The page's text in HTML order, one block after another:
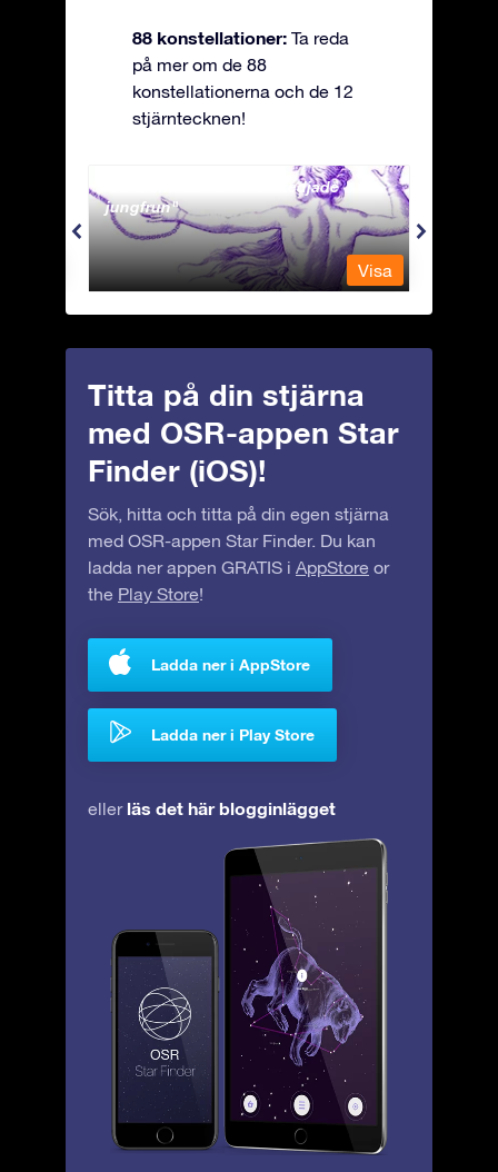
88 konstellationer: Ta reda
på mer om de 88
konstellationerna och de 12
stjärntecknen!
Andromeda - Den fastkedjade
jungfrun
Visa
Titta på din stjärna
med OSR-appen Star
Finder (iOS)!
Sök, hitta och titta på din egen stjärna
med OSR-appen Star Finder. Du kan
ladda ner appen GRATIS i AppStore or
the Play Store!
Ladda ner i AppStore
Ladda ner i Play Store
eller läs det här blogginlägget